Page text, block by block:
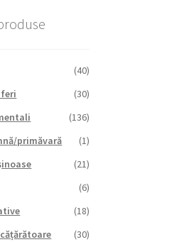
(40)
(30)
(136)
primăvară
(1)
(21)
(6)
(18)
(30)